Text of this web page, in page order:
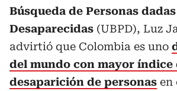
Búsqueda de Personas
Desaparecidas (UBPD), Luz
advirtió que Colombia es uno
del mundo con mayor índice
desaparición de personas en